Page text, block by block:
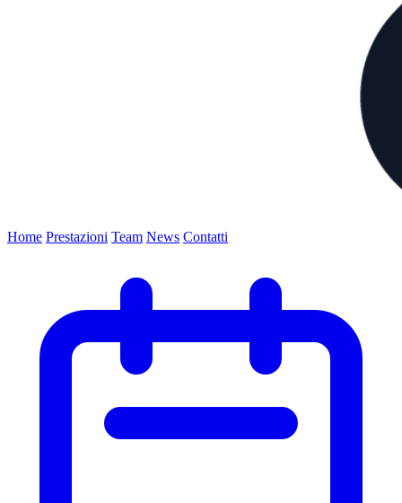
Home Prestazioni Team News Contatti